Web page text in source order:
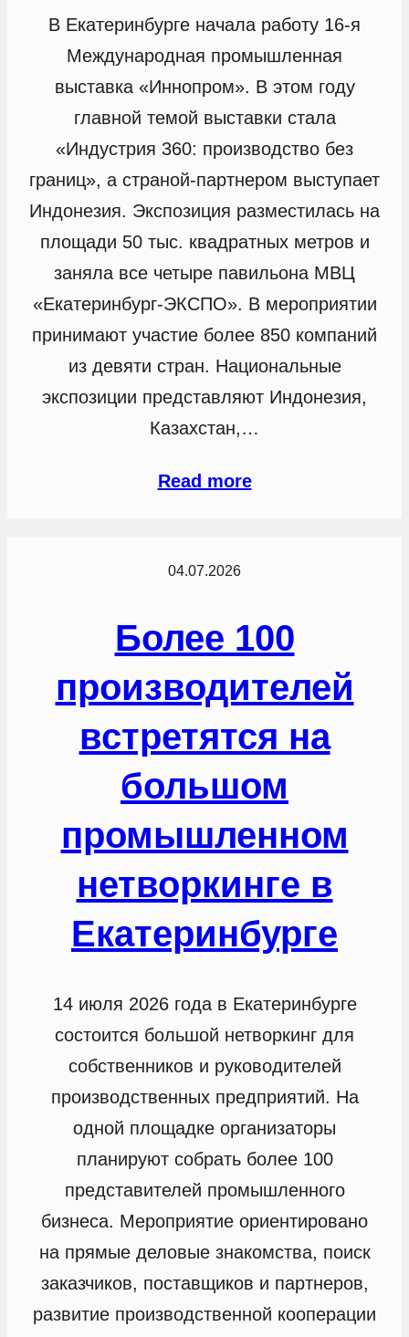
В Екатеринбурге начала работу 16-я
Международная промышленная
выставка «Иннопром». В этом году
главной темой выставки стала
«Индустрия 360: производство без
границ», а страной-партнером выступает
Индонезия. Экспозиция разместилась на
площади 50 тыс. квадратных метров и
заняла все четыре павильона МВЦ
«Екатеринбург-ЭКСПО». В мероприятии
принимают участие более 850 компаний
из девяти стран. Национальные
экспозиции представляют Индонезия,
Казахстан,…
Read more
04.07.2026
Более 100
производителей
встретятся на
большом
промышленном
нетворкинге в
Екатеринбурге
14 июля 2026 года в Екатеринбурге
состоится большой нетворкинг для
собственников и руководителей
производственных предприятий. На
одной площадке организаторы
планируют собрать более 100
представителей промышленного
бизнеса. Мероприятие ориентировано
на прямые деловые знакомства, поиск
заказчиков, поставщиков и партнеров,
развитие производственной кооперации